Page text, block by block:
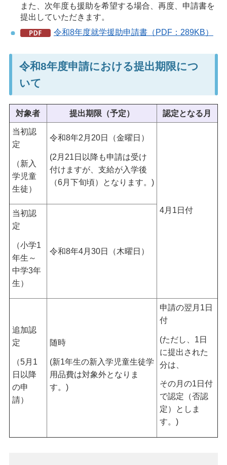
また、次年度も援助を希望する場合、再度、申請書を
提出していただきます。
令和8年度就学援助申請書（PDF：289KB）
令和8年度申請における提出期限につ
いて
対象者 提出期限（予定） 認定となる月
当初認
定
（新入
学児童
生徒）
令和8年2月20日（金曜日）
(2月21日以降も申請は受け
付けますが、支給が入学後
（6月下旬頃）となります。)
4月1日付
当初認
定
（小学1
年生～
中学3年
生）
令和8年4月30日（木曜日）
追加認
定
（5月1
日以降
の申
請）
随時
(新1年生の新入学児童生徒学
用品費は対象外となりま
す。)
申請の翌月1日
付
(ただし、1日
に提出された
分は、
その月の1日付
で認定（否認
定）としま
す。)